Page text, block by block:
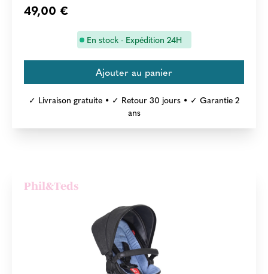
49,00 €
En stock - Expédition 24H
✓ Livraison gratuite • ✓ Retour 30 jours • ✓ Garantie 2
ans
Phil&Teds